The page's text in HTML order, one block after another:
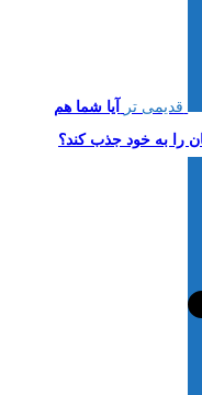
قدیمی تر
آیا شما هم
را به خود جذب کند؟